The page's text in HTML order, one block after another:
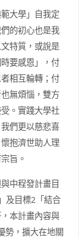
大學」自我定
的初心也是我
特質，或說是
要感恩」，付
相互輪轉；付
無煩惱，雙方
。實踐大學社
們更以慈悲喜
抱濟世助人理
旨。
中程發計畫目
及目標2「結合
本計畫內容與
勢，擴大在地關